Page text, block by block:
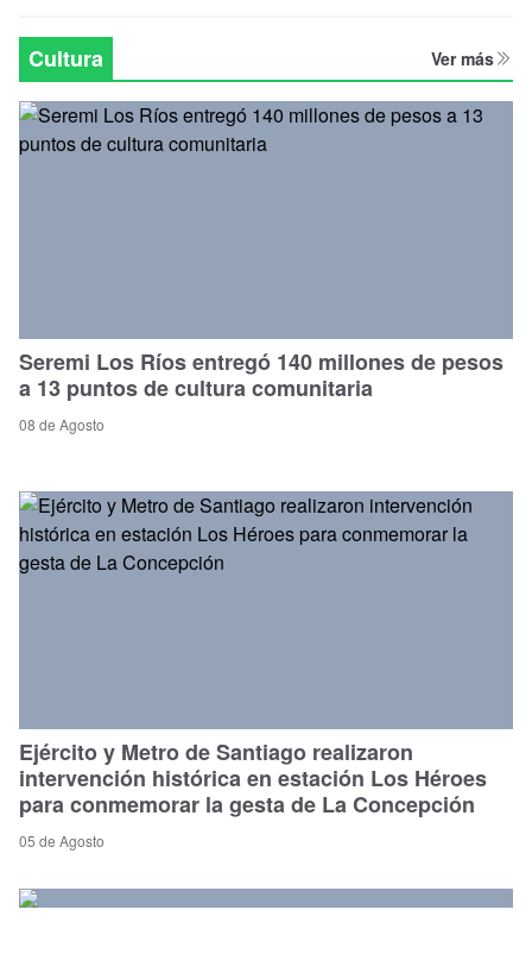
Regional
Cultura Ver más
Seremi Los Ríos entregó 140 millones de pesos
a 13 puntos de cultura comunitaria
08 de Agosto
Ejército y Metro de Santiago realizaron
intervención histórica en estación Los Héroes
para conmemorar la gesta de La Concepción
05 de Agosto